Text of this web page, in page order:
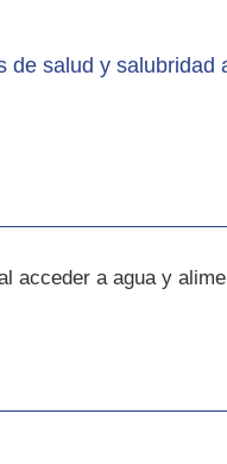
salud y salubridad
acceder a agua y